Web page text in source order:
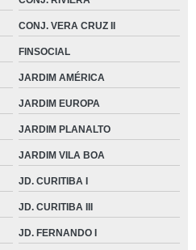
CONJ. VERA CRUZ II
FINSOCIAL
JARDIM AMÉRICA
JARDIM EUROPA
JARDIM PLANALTO
JARDIM VILA BOA
JD. CURITIBA I
JD. CURITIBA III
JD. FERNANDO I